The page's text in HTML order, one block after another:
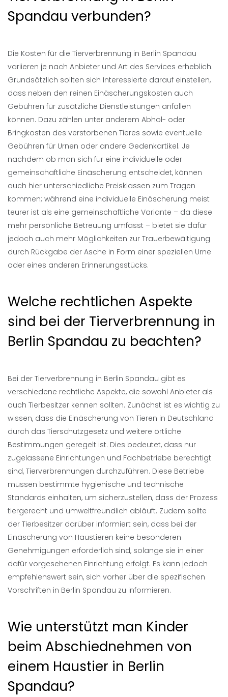
Spandau verbunden?
Die Kosten für die Tierverbrennung in Berlin Spandau
variieren je nach Anbieter und Art des Services erheblich.
Grundsätzlich sollten sich Interessierte darauf einstellen,
dass neben den reinen Einäscherungskosten auch
Gebühren für zusätzliche Dienstleistungen anfallen
können. Dazu zählen unter anderem Abhol- oder
Bringkosten des verstorbenen Tieres sowie eventuelle
Gebühren für Urnen oder andere Gedenkartikel. Je
nachdem ob man sich für eine individuelle oder
gemeinschaftliche Einäscherung entscheidet, können
auch hier unterschiedliche Preisklassen zum Tragen
kommen; während eine individuelle Einäscherung meist
teurer ist als eine gemeinschaftliche Variante – da diese
mehr persönliche Betreuung umfasst – bietet sie dafür
jedoch auch mehr Möglichkeiten zur Trauerbewältigung
durch Rückgabe der Asche in Form einer speziellen Urne
oder eines anderen Erinnerungsstücks.
Welche rechtlichen Aspekte
sind bei der Tierverbrennung in
Berlin Spandau zu beachten?
Bei der Tierverbrennung in Berlin Spandau gibt es
verschiedene rechtliche Aspekte, die sowohl Anbieter als
auch Tierbesitzer kennen sollten. Zunächst ist es wichtig zu
wissen, dass die Einäscherung von Tieren in Deutschland
durch das Tierschutzgesetz und weitere örtliche
Bestimmungen geregelt ist. Dies bedeutet, dass nur
zugelassene Einrichtungen und Fachbetriebe berechtigt
sind, Tierverbrennungen durchzuführen. Diese Betriebe
müssen bestimmte hygienische und technische
Standards einhalten, um sicherzustellen, dass der Prozess
tiergerecht und umweltfreundlich abläuft. Zudem sollte
der Tierbesitzer darüber informiert sein, dass bei der
Einäscherung von Haustieren keine besonderen
Genehmigungen erforderlich sind, solange sie in einer
dafür vorgesehenen Einrichtung erfolgt. Es kann jedoch
empfehlenswert sein, sich vorher über die spezifischen
Vorschriften in Berlin Spandau zu informieren.
Wie unterstützt man Kinder
beim Abschiednehmen von
einem Haustier in Berlin
Spandau?